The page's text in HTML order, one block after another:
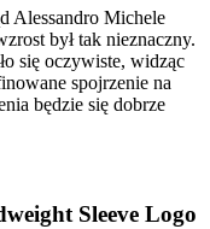
Alessandro Michele
był tak nieznaczny.
się oczywiste, widząc
spojrzenie na
będzie się dobrze
Sleeve Logo